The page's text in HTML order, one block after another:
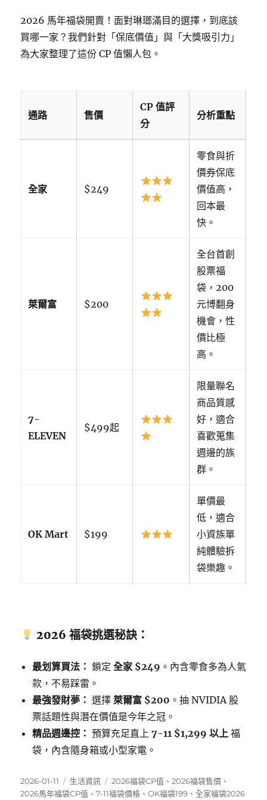
2026 馬年福袋開賣！面對琳瑯滿目的選擇，到底該
買哪一家？我們針對「保底價值」與「大獎吸引力」
為大家整理了這份 CP 值懶人包。
通路 售價
CP 值評
分
分析重點
全家 $249
零食與折
價券保底
價值高，
回本最
快。
萊爾富 $200
全台首創
股票福
袋，200
元博翻身
機會，性
價比極
高。
7-
ELEVEN
$499起
限量聯名
商品質感
好，適合
喜歡蒐集
週邊的族
群。
OK Mart $199
單價最
低，適合
小資族單
純體驗拆
袋樂趣。
2026 福袋挑選秘訣：
最划算買法： 鎖定全家 $249 。內含零食多為人氣
款，不易踩雷。
最強發財夢： 選擇萊爾富 $200 。抽 NVIDIA 股
票話題性與潛在價值是今年之冠。
精品週邊控： 預算充足直上7-11 $1,299 以上 福
袋，內含隨身箱或小型家電。
發
佈
2026-01-11
分
類
生活資訊
標
籤
2026福袋CP值 、2026福袋售價 、
2026馬年福袋CP值 、7-11福袋價格 、OK福袋199 、全家福袋2026